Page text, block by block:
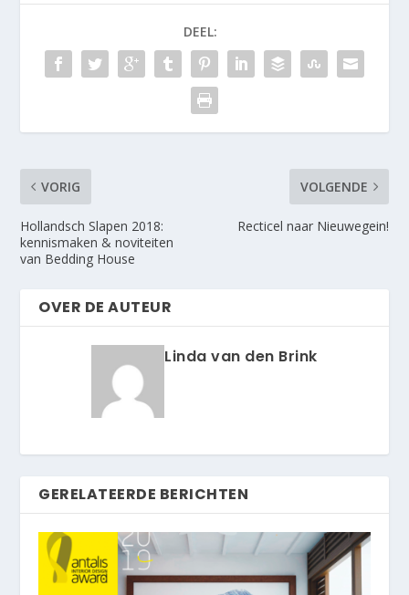
DEEL:
VORIG
Hollandsch Slapen 2018:
kennismaken & noviteiten
van Bedding House
VOLGENDE
Recticel naar Nieuwegein!
OVER DE AUTEUR
Linda van den Brink
GERELATEERDE BERICHTEN